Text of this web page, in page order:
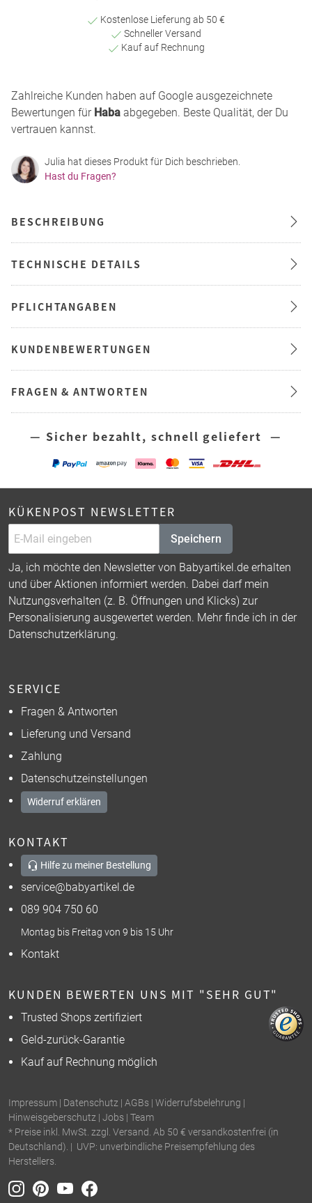
Kostenlose Lieferung ab 50 €
Schneller Versand
Kauf auf Rechnung
Zahlreiche Kunden haben auf Google ausgezeichnete
Bewertungen für Haba abgegeben. Beste Qualität, der Du
vertrauen kannst.
Julia hat dieses Produkt für Dich beschrieben.
Hast du Fragen?
BESCHREIBUNG
TECHNISCHE DETAILS
PFLICHTANGABEN
KUNDENBEWERTUNGEN
FRAGEN & ANTWORTEN
— Sicher bezahlt, schnell geliefert —
KÜKENPOST NEWSLETTER
Speichern
Ja, ich möchte den Newsletter von Babyartikel.de erhalten
und über Aktionen informiert werden. Dabei darf mein
Nutzungsverhalten (z. B. Öffnungen und Klicks) zur
Personalisierung ausgewertet werden. Mehr finde ich in der
Datenschutzerklärung.
SERVICE
Fragen & Antworten
Lieferung und Versand
Zahlung
Datenschutzeinstellungen
Widerruf erklären
KONTAKT
Hilfe zu meiner Bestellung
service@babyartikel.de
089 904 750 60
Montag bis Freitag von 9 bis 15 Uhr
Kontakt
KUNDEN BEWERTEN UNS MIT "SEHR GUT"
Trusted Shops zertifiziert
Geld-zurück-Garantie
Kauf auf Rechnung möglich
Impressum | Datenschutz | AGBs | Widerrufsbelehrung |
Hinweisgeberschutz | Jobs | Team
* Preise inkl. MwSt. zzgl. Versand. Ab 50 € versandkostenfrei (in
Deutschland). | UVP: unverbindliche Preisempfehlung des
Herstellers.